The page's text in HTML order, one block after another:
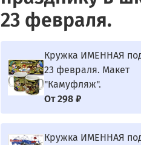
23 февраля.
Кружка ИМЕННАЯ
23 февраля. Макет
"Камуфляж".
От 298 ₽
Кружка ИМЕННАЯ